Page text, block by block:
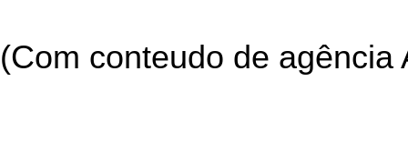
(Com conteudo de agência